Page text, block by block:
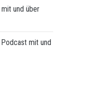
und über
mit und